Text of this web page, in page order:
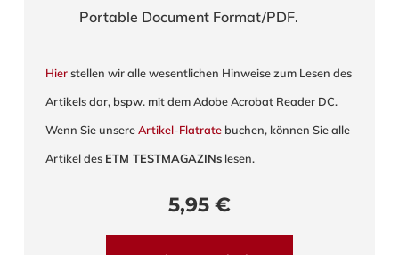
Portable Document Format/PDF.
Hierstellen wir alle wesentlichen Hinweise zum Lesen des
Artikels dar, bspw. mit dem Adobe Acrobat Reader DC.
Wenn Sie unsereArtikel-Flatrate buchen, können Sie alle
Artikel des ETM TESTMAGAZINs lesen.
5,95 €